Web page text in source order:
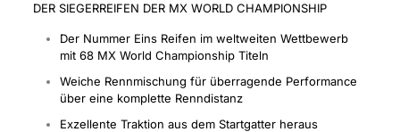
DER SIEGERREIFEN DER MX WORLD CHAMPIONSHIP
Der Nummer Eins Reifen im weltweiten Wettbewerb
mit 68 MX World Championship Titeln
Weiche Rennmischung für überragende Performance
über eine komplette Renndistanz
Exzellente Traktion aus dem Startgatter heraus